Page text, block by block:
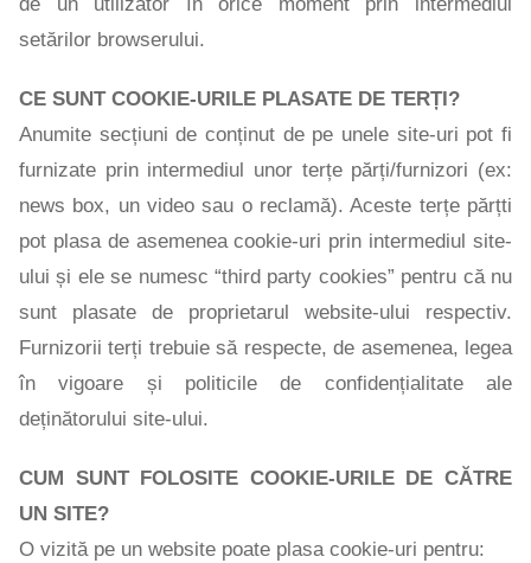
setărilor browserului.
CE SUNT COOKIE-URILE PLASATE DE TERȚI?
Anumite secțiuni de conținut de pe unele site-uri pot fi
furnizate prin intermediul unor terțe părți/furnizori (ex:
news box, un video sau o reclamă). Aceste terțe părțti
pot plasa de asemenea cookie-uri prin intermediul site-
ului și ele se numesc “third party cookies” pentru că nu
sunt plasate de proprietarul website-ului respectiv.
Furnizorii terți trebuie să respecte, de asemenea, legea
în vigoare și politicile de confidențialitate ale
deținătorului site-ului.
CUM SUNT FOLOSITE COOKIE-URILE DE CĂTRE
UN SITE?
O vizită pe un website poate plasa cookie-uri pentru: